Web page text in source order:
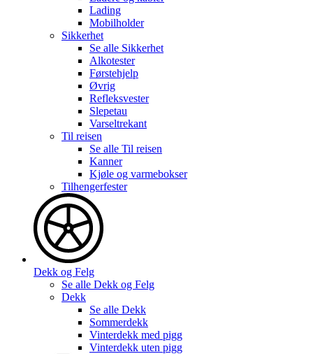
Lading
Mobilholder
Sikkerhet
Se alle Sikkerhet
Alkotester
Førstehjelp
Øvrig
Refleksvester
Slepetau
Varseltrekant
Til reisen
Se alle Til reisen
Kanner
Kjøle og varmebokser
Tilhengerfester
Dekk og Felg
Se alle Dekk og Felg
Dekk
Se alle Dekk
Sommerdekk
Vinterdekk med pigg
Vinterdekk uten pigg